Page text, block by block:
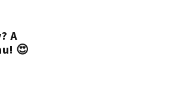
A
😍